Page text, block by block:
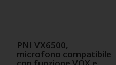
PNI VX6500,
microfono compatibile